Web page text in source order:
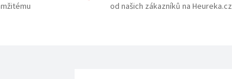
od našich zákazníků na Heureka.cz